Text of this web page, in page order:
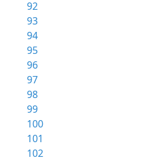
92
93
94
95
96
97
98
99
100
101
102